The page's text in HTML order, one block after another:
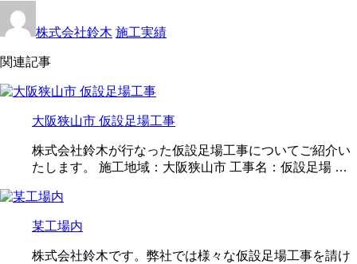
株式会社鈴木 施工実績
関連記事
大阪狭山市 仮設足場工事
株式会社鈴木が行なった仮設足場工事についてご紹介い
たします。 施工地域：大阪狭山市 工事名：仮設足場 …
某工場内
株式会社鈴木です。弊社では様々な仮設足場工事を請け